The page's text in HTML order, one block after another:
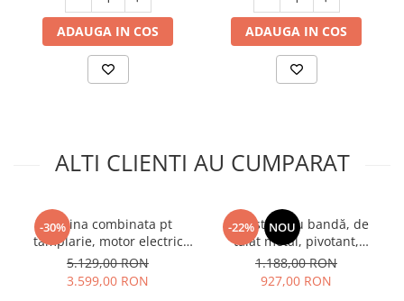
ADAUGA IN COS ADAUGA IN COS
ALTI CLIENTI AU CUMPARAT
-30%
Masina combinata pt
tamplarie, motor electric
asincron, 2200W, Raider
RD-CWM01, Profesional
5.129,00 RON
3.599,00 RON
-22% NOU
Fierăstrău cu bandă, de
tăiat metal, pivotant,
1200W, Raider RDP-BSM01
1.188,00 RON
927,00 RON